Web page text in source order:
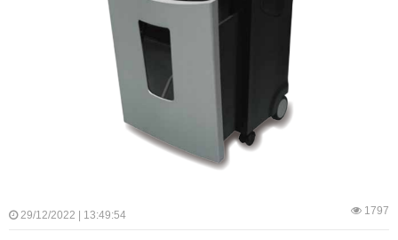
29/12/2022 | 13:49:54 1797